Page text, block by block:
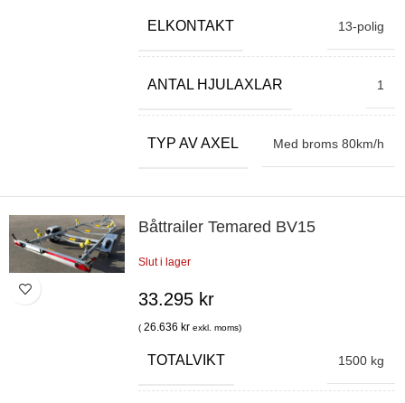
ELKONTAKT 13-polig
ANTAL HJULAXLAR 1
TYP AV AXEL Med broms 80km/h
Båttrailer Temared BV15
Slut i lager
33.295 kr
(26.636 kr exkl. moms)
TOTALVIKT 1500 kg